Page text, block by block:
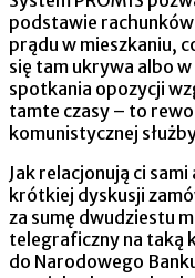
podstawie
prądu w mieszkaniu,
się tam ukrywa albo
spotkania opozycji
tamte czasy – to
komunistycznej
Jak relacjonują ci
krótkiej dyskusji
za sumę dwudziestu
telegraficzny na taką
do Narodowego